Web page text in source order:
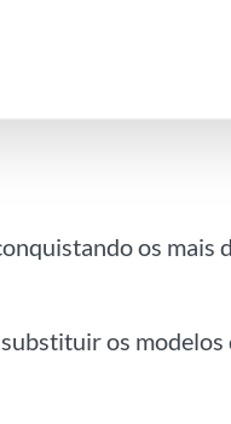
os
os modelos